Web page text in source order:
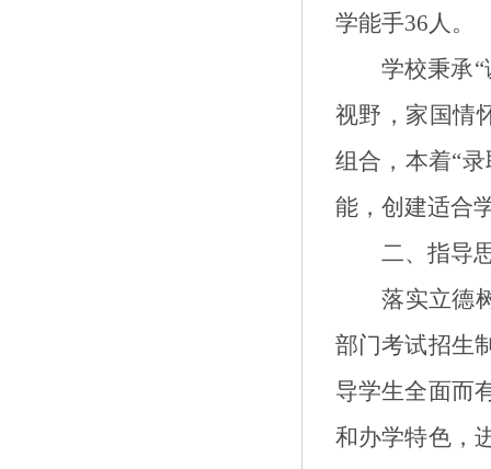
学能手36人。
学校秉承“
视野，家国情
组合，本着“录
能，创建适合
二、指导
落实立德
部门考试招生
导学生全面而
和办学特色，